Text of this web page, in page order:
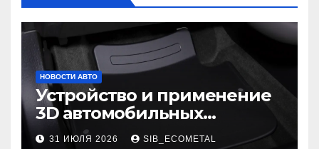
НОВОСТИ АВТО
Устройство и применение
3D автомобильных
ковриков
31 ИЮЛЯ 2026 SIB_ECOMETAL